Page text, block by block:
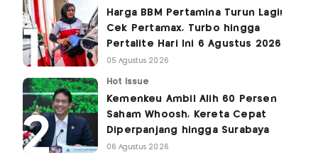
Harga BBM Pertamina Turun Lagi!
Cek Pertamax, Turbo hingga
Pertalite Hari Ini 6 Agustus 2026
05 Agustus 2026
Hot Issue
Kemenkeu Ambil Alih 60 Persen
Saham Whoosh, Kereta Cepat
Diperpanjang hingga Surabaya
06 Agustus 2026